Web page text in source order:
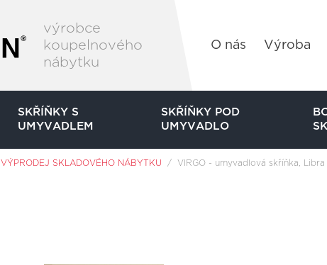
výrobce
koupelnového
nábytku
O nás Výroba
SKŘÍŇKY S
UMYVADLEM
SKŘÍŇKY POD
UMYVADLO
VÝPRODEJ SKLADOVÉHO NÁBYTKU VIRGO - umyvadlová skříňka, Libra